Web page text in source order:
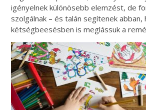
igényelnek különösebb elemzést, de
szolgálnak – és talán segítenek abban,
kétségbeesésben is meglássuk a